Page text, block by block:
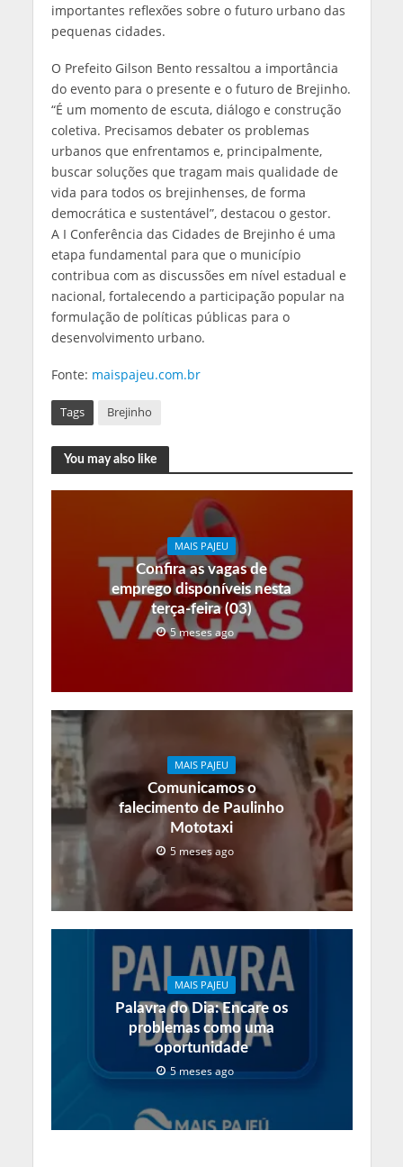
importantes reflexões sobre o futuro urbano das
pequenas cidades.
O Prefeito Gilson Bento ressaltou a importância
do evento para o presente e o futuro de Brejinho.
“É um momento de escuta, diálogo e construção
coletiva. Precisamos debater os problemas
urbanos que enfrentamos e, principalmente,
buscar soluções que tragam mais qualidade de
vida para todos os brejinhenses, de forma
democrática e sustentável”, destacou o gestor.
A I Conferência das Cidades de Brejinho é uma
etapa fundamental para que o município
contribua com as discussões em nível estadual e
nacional, fortalecendo a participação popular na
formulação de políticas públicas para o
desenvolvimento urbano.
Fonte: maispajeu.com.br
Tags Brejinho
You may also like
MAIS PAJEU
Confira as vagas de
emprego disponíveis nesta
terça-feira (03)
5 meses ago
MAIS PAJEU
Comunicamos o
falecimento de Paulinho
Mototaxi
5 meses ago
MAIS PAJEU
Palavra do Dia: Encare os
problemas como uma
oportunidade
5 meses ago